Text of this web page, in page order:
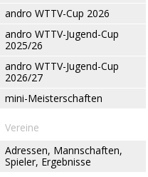
andro WTTV-Cup 2026
andro WTTV-Jugend-Cup
2025/26
andro WTTV-Jugend-Cup
2026/27
mini-Meisterschaften
Vereine
Adressen, Mannschaften,
Spieler, Ergebnisse